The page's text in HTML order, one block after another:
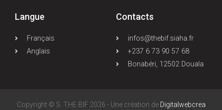
Langue
Français
Anglais
Contacts
infos@thebif.siaha.fr
+237 6 73 90 57 68
Bonabéri, 12502 Douala
Copyright © S. THE BIF 2026 - Une création de Digitalwebcrea